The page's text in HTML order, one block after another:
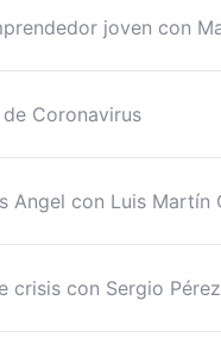
joven con
Coronavirus
Angel con Luis Martín
crisis con Sergio